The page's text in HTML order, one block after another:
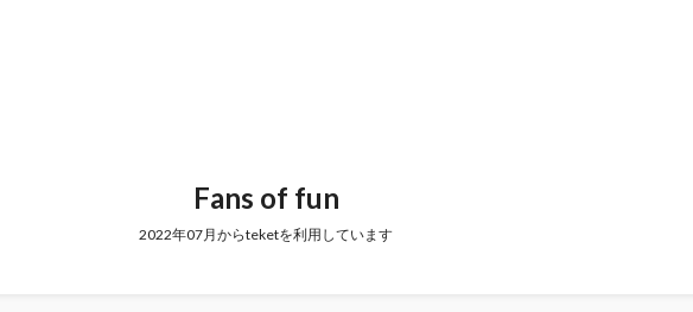
Fans of fun
2022年07月からteketを利用しています